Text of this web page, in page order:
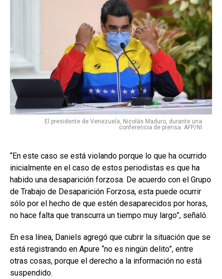
El presidente de Venezuela, Nicolás Maduro, durante una
conferencia de prensa. AFP/NI
“En este caso se está violando porque lo que ha ocurrido
inicialmente en el caso de estos periodistas es que ha
habido una desaparición forzosa. De acuerdo con el Grupo
de Trabajo de Desaparición Forzosa, esta puede ocurrir
sólo por el hecho de que estén desaparecidos por horas,
no hace falta que transcurra un tiempo muy largo”, señaló.
En esa línea, Daniels agregó que cubrir la situación que se
está registrando en Apure “no es ningún delito”, entre
otras cosas, porque el derecho a la información no está
suspendido.